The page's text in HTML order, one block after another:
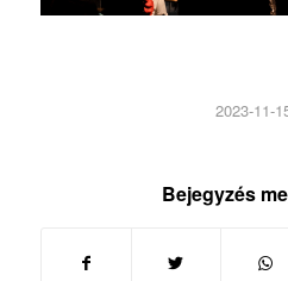
2023-11-
/
Bejegyzés